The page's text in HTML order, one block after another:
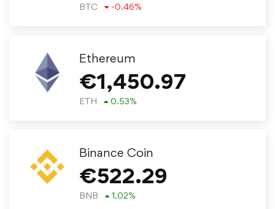
BTC -0.46%
Ethereum
€1,450.97
ETH 0.53%
Binance Coin
€522.29
BNB 1.02%